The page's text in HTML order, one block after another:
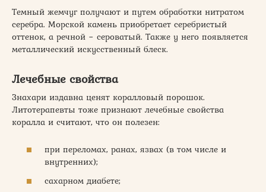
Темный жемчуг получают и путем обработки нитратом
серебра. Морской камень приобретает серебристый
оттенок, а речной − сероватый. Также у него появляется
металлический искусственный блеск.
Лечебные свойства
Знахари издавна ценят коралловый порошок.
Литотерапевты тоже признают лечебные свойства
коралла и считают, что он полезен:
при переломах, ранах, язвах (в том числе и
внутренних);
сахарном диабете;